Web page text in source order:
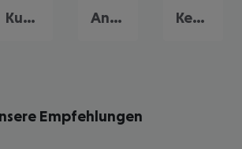
Kundu Antalya Kemer
Empfehlungen